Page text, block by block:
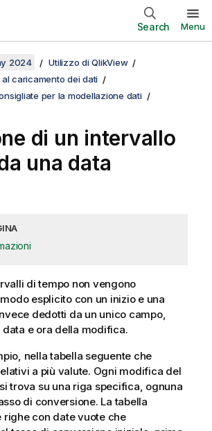
Search Menu
2024
Utilizzo di QlikView
caricamento dei dati
per la modellazione dati
di un intervallo
una data
di tempo non vengono
esplicito con un inizio e una
dedotti da un unico campo,
e ora della modifica.
nella tabella seguente che
a più valute. Ogni modifica del
trova su una riga specifica, ognuna
di conversione. La tabella
righe con date vuote che